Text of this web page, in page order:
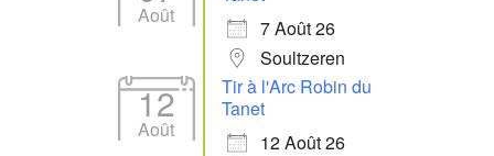
Août
7 Août 26
Soultzeren
12
Août
Tir à l'Arc Robin du
Tanet
12 Août 26